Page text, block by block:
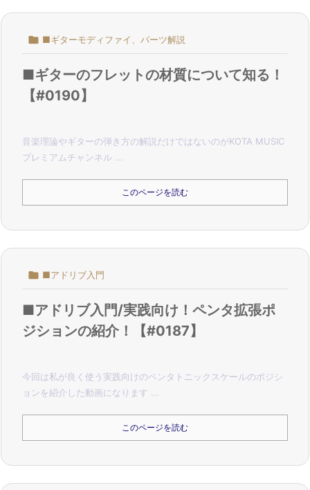
 ■ギターモディファイ、パーツ解説
■ギターのフレットの材質について知る！
【#0190】
音楽理論やギターの弾き方の解説だけではないのがKOTA MUSIC
プレミアムチャンネル ...
このページを読む
 ■アドリブ入門
■アドリブ入門/実践向け！ペンタ拡張ポ
ジションの紹介！【#0187】
今回は私が良く使う実践向けのペンタトニックスケールのポジシ
ョンを紹介した動画になります ...
このページを読む